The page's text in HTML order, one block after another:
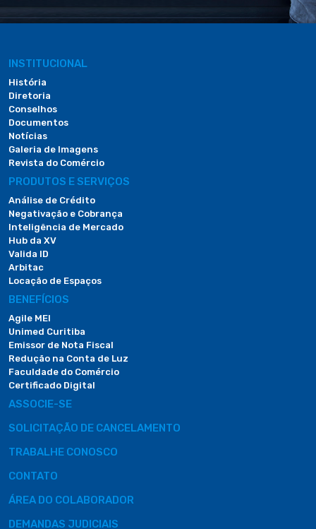
INSTITUCIONAL
História
Diretoria
Conselhos
Documentos
Notícias
Galeria de Imagens
Revista do Comércio
PRODUTOS E SERVIÇOS
Análise de Crédito
Negativação e Cobrança
Inteligência de Mercado
Hub da XV
Valida ID
Arbitac
Locação de Espaços
BENEFÍCIOS
Agile MEI
Unimed Curitiba
Emissor de Nota Fiscal
Redução na Conta de Luz
Faculdade do Comércio
Certificado Digital
ASSOCIE-SE
SOLICITAÇÃO DE CANCELAMENTO
TRABALHE CONOSCO
CONTATO
ÁREA DO COLABORADOR
DEMANDAS JUDICIAIS